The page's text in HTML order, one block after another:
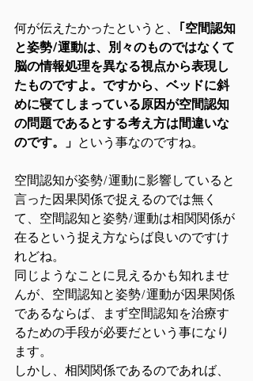
何が伝えたかったというと、 ｢空間認知
と姿勢/運動は、別々のものではなくて
脳の情報処理を異なる視点から表現し
たものですよ。ですから、ベッドに斜
めに寝てしまっている原因が空間認知
の問題であるとする考え方は間違いな
のです。」 という事なのですね。
空間認知が姿勢/運動に影響していると
言った因果関係で捉えるのでは無く
て、空間認知と姿勢/運動は相関関係が
在るという捉え方ならば良いのですけ
れどね。
同じようなことに見えるかも知れませ
んが、空間認知と姿勢/運動が因果関係
であるならば、まず空間認知を治療す
るための手段が必要だという事になり
ます。
しかし、相関関係であるのであれば、